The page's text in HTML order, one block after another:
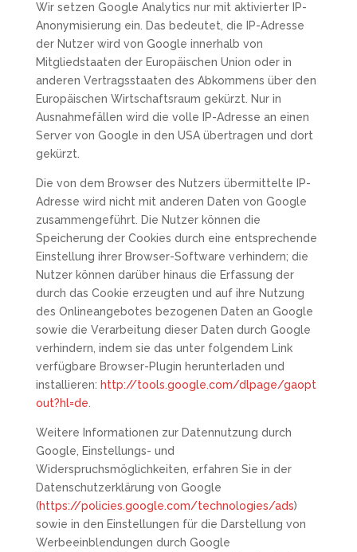
Wir setzen Google Analytics nur mit aktivierter IP-
Anonymisierung ein. Das bedeutet, die IP-Adresse
der Nutzer wird von Google innerhalb von
Mitgliedstaaten der Europäischen Union oder in
anderen Vertragsstaaten des Abkommens über den
Europäischen Wirtschaftsraum gekürzt. Nur in
Ausnahmefällen wird die volle IP-Adresse an einen
Server von Google in den USA übertragen und dort
gekürzt.
Die von dem Browser des Nutzers übermittelte IP-
Adresse wird nicht mit anderen Daten von Google
zusammengeführt. Die Nutzer können die
Speicherung der Cookies durch eine entsprechende
Einstellung ihrer Browser-Software verhindern; die
Nutzer können darüber hinaus die Erfassung der
durch das Cookie erzeugten und auf ihre Nutzung
des Onlineangebotes bezogenen Daten an Google
sowie die Verarbeitung dieser Daten durch Google
verhindern, indem sie das unter folgendem Link
verfügbare Browser-Plugin herunterladen und
installieren: http://tools.google.com/dlpage/gaopt
out?hl=de
Weitere Informationen zur Datennutzung durch
Google, Einstellungs- und
Widerspruchsmöglichkeiten, erfahren Sie in der
Datenschutzerklärung von Google
(https://policies.google.com/technologies/ads)
sowie in den Einstellungen für die Darstellung von
Werbeeinblendungen durch Google